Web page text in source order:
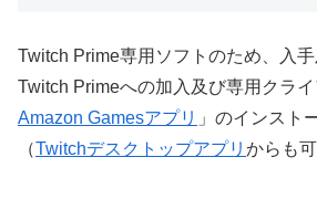
Twitch Prime専用ソフトのため、入
Twitch Primeへの加入及び専用クライ
Amazon Gamesアプリ 」のインスト
（Twitchデスクトップアプリ からも可